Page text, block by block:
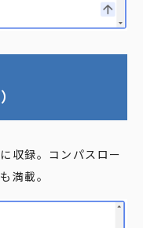
収録。コンパスロー
満載。​